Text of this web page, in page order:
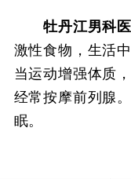
牡丹江男科医
激性食物，生活
当运动增强体质
经常按摩前列腺
眠。